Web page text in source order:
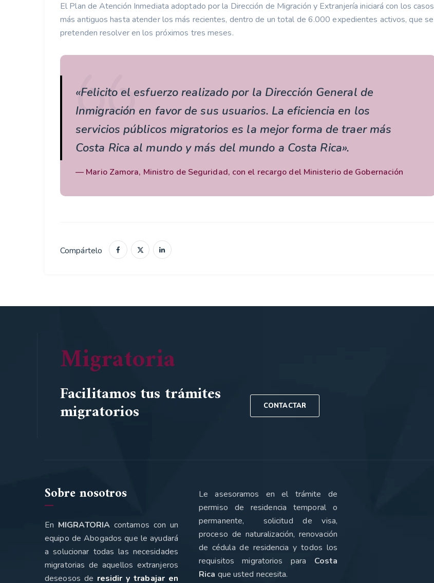
El Plan de Atención Inmediata adoptado por la Dirección de Migración y Extranjería iniciará con los casos
más antiguos hasta atender los más recientes, dentro de un total de 6.000 expedientes activos, que se
pretenden resolver en los próximos tres meses.
«Felicito el esfuerzo realizado por la Dirección General de
Inmigración en favor de sus usuarios. La eficiencia en los
servicios públicos migratorios es la mejor forma de traer más
Costa Rica al mundo y más del mundo a Costa Rica».
Mario Zamora, Ministro de Seguridad, con el recargo del Ministerio de Gobernación
Compártelo
Migratoria
Facilitamos tus trámites
migratorios CONTACTAR
Sobre nosotros
En MIGRATORIA contamos con un
equipo de Abogados que le ayudará
a solucionar todas las necesidades
migratorias de aquellos extranjeros
deseosos de residir y trabajar en
Le asesoramos en el trámite de
permiso de residencia temporal o
permanente, solicitud de visa,
proceso de naturalización, renovación
de cédula de residencia y todos los
requisitos migratorios para Costa
Rica que usted necesita.